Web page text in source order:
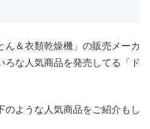
ん＆衣類乾燥機」の販売メーカ
ろな人気商品を発売してる「ド
のような人気商品をご紹介もし